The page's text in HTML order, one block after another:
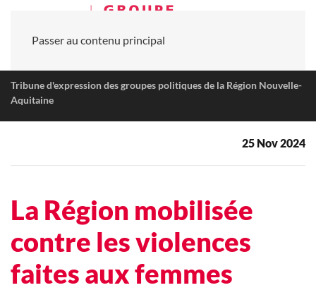
Passer au contenu principal
Tribune d'expression des groupes politiques de la Région Nouvelle-
Aquitaine
25 Nov 2024
La Région mobilisée
contre les violences
faites aux femmes